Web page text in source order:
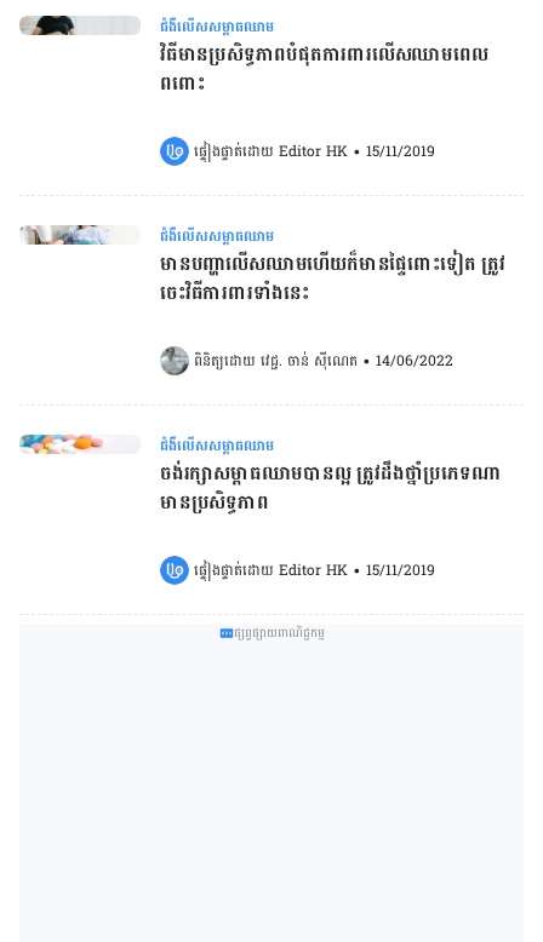
ជំងឺលើសសម្ពាធឈាម
វិធីមានប្រសិទ្ធភាពបំផុតការពារលើសឈាមពេល
ពពោះ
ផ្ទៀងផ្ទាត់ដោយ Editor HK • 15/11/2019
ជំងឺលើសសម្ពាធឈាម
មានបញ្ហាលើសឈាមហើយក៏មានផ្ទៃ​ពោះទៀត ត្រូវ
ចេះវិធីការពារទាំងនេះ
ពិនិត្យដោយ វេជ្ជ. ចាន់ ស៊ីណេត • 14/06/2022
ជំងឺលើសសម្ពាធឈាម
ចង់​រក្សា​សម្ពាធ​ឈាម​បាន​ល្អ​ ត្រូវ​ដឹង​ថ្នាំ​ប្រភេទ​ណា​
មាន​ប្រសិទ្ធ​ភាព
ផ្ទៀងផ្ទាត់ដោយ Editor HK • 15/11/2019
ផ្សព្វផ្សាយពាណិជ្ជកម្ម